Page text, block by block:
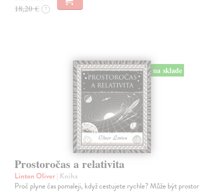
18,20 € ?
na sklade
Prostoročas a relativita
Linton Oliver| Kniha
Proč plyne čas pomaleji, když cestujete rychle? Může být prostor